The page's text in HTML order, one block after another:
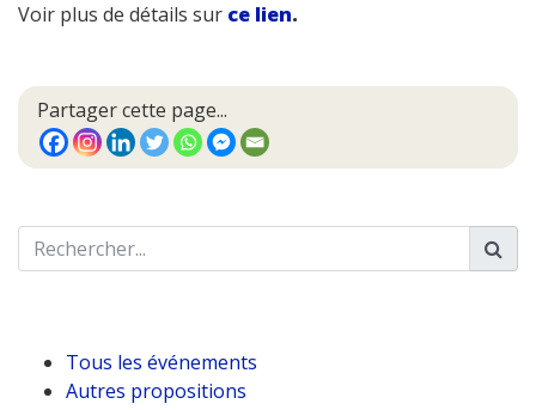
Voir plus de détails sur ce lien.
Partager cette page...
Tous les événements
Autres propositions